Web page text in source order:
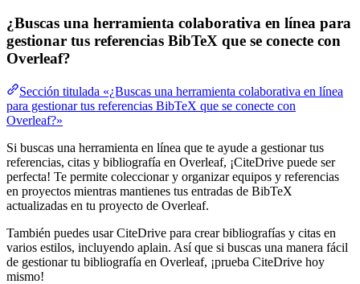
¿Buscas una herramienta colaborativa en línea para
gestionar tus referencias BibTeX que se conecte con
Overleaf?
Sección titulada «¿Buscas una herramienta colaborativa en línea
para gestionar tus referencias BibTeX que se conecte con
Overleaf?»
Si buscas una herramienta en línea que te ayude a gestionar tus
referencias, citas y bibliografía en Overleaf, ¡CiteDrive puede ser
perfecta! Te permite coleccionar y organizar equipos y referencias
en proyectos mientras mantienes tus entradas de BibTeX
actualizadas en tu proyecto de Overleaf.
También puedes usar CiteDrive para crear bibliografías y citas en
varios estilos, incluyendo aplain. Así que si buscas una manera fácil
de gestionar tu bibliografía en Overleaf, ¡prueba CiteDrive hoy
mismo!